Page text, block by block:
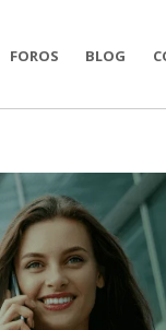
FOROS BLOG